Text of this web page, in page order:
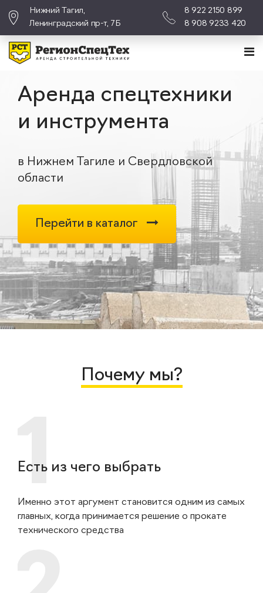
Нижний Тагил,
Ленинградский пр-т, 7Б
8 922 2150 899
8 908 9233 420
Аренда спецтехники
и инструмента
в Нижнем Тагиле и Свердловской
области
Перейти в каталог
Почему мы?
Есть из чего выбрать
Именно этот аргумент становится одним из самых
главных, когда принимается решение о прокате
технического средства